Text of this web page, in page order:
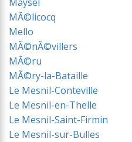
MÃ©licocq
Mello
MÃ©nÃ©villers
MÃ©ru
MÃ©ry-la-Bataille
Le Mesnil-Conteville
Le Mesnil-en-Thelle
Le Mesnil-Saint-Firmin
Le Mesnil-sur-Bulles